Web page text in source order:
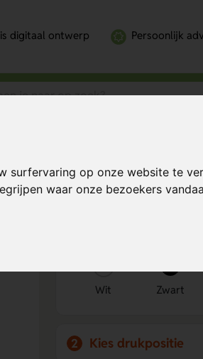
op onze website te
waar onze bezoekers
digitaal ontwerp Persoonlijk
Bereken mijn prijs
Wit Zwart
2 Kies drukpositie